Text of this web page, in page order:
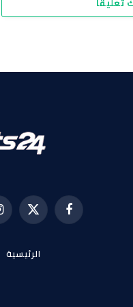
فيسبوك X
(Twitter)
الرئيسية